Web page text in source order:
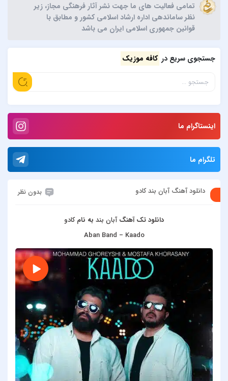
تمامی فعالیت های ما جهت نشر آثار فرهنگی مجاز، زیر
نظر ساماندهی اداره ارشاد اسلامی کشور و مطابق با
قوانین جمهوری اسلامی ایران می باشد
جستجوی سریع در کافه موزیک
اینستاگرام ما
تلگرام ما
دانلود آهنگ آبان بند کادو بدون نظر
دانلود تک آهنگآبان بندبه نامکادو
Aban Band – Kaado